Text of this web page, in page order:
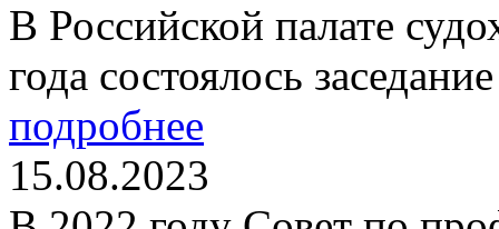
В Российской палате
года состоялось
подробнее
15.08.2023